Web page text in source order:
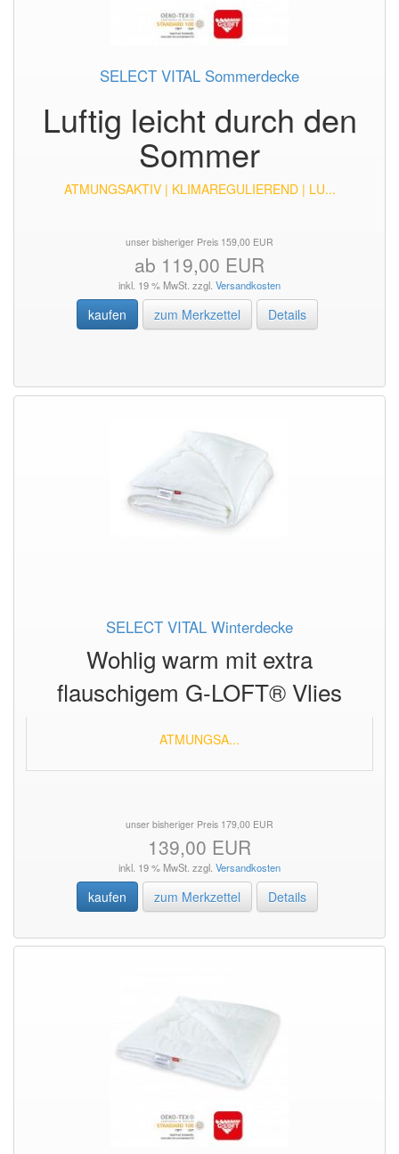
SELECT VITAL Sommerdecke
Luftig leicht durch den
Sommer
ATMUNGSAKTIV | KLIMAREGULIEREND | LU...
unser bisheriger Preis 159,00 EUR
ab 119,00 EUR
inkl. 19 % MwSt. zzgl. Versandkosten
kaufen zum Merkzettel Details
SELECT VITAL Winterdecke
Wohlig warm mit extra
flauschigem G-LOFT® Vlies
ATMUNGSA...
unser bisheriger Preis 179,00 EUR
139,00 EUR
inkl. 19 % MwSt. zzgl. Versandkosten
kaufen zum Merkzettel Details